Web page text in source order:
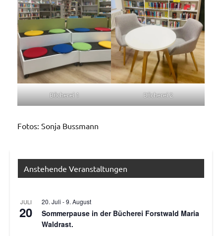
Bücherei 1 Bücherei 2
Fotos: Sonja Bussmann
Allgemein
Anstehende Veranstaltungen
JULI
20
20. Juli -9. August
Sommerpause in der Bücherei Forstwald Maria
Waldrast.